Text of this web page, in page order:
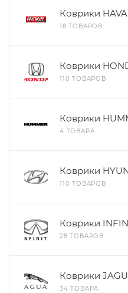
Коврики
18 ТОВАРОВ
Коврики
110 ТОВАРОВ
Коврики
4 ТОВАРА
Коврики
110 ТОВАРОВ
Коврики
28 ТОВАРОВ
Коврики
34 ТОВАРА